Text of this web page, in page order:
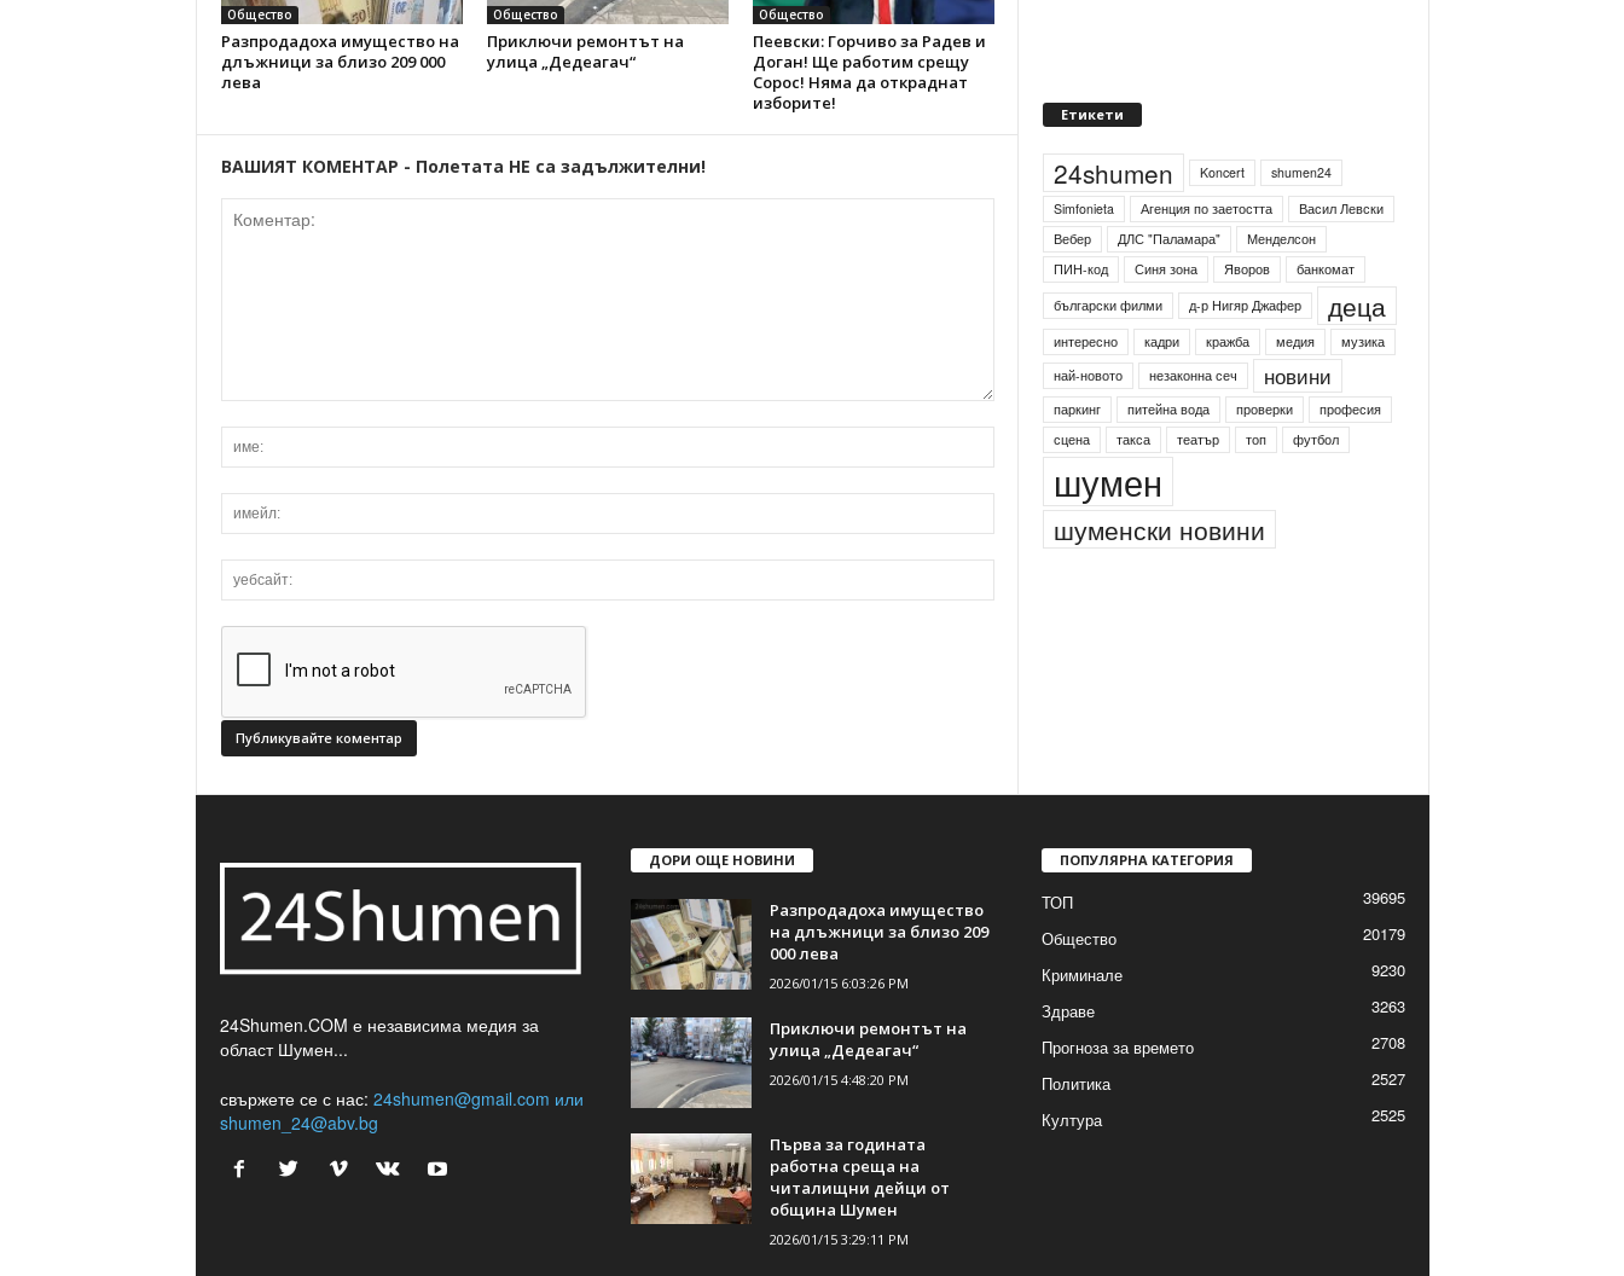
Общество
Разпродадоха имущество на
длъжници за близо 209 000
лева
Общество
Приключи ремонтът на
улица „Дедеагач“
Общество
Пеевски: Горчиво за Радев и
Доган! Ще работим срещу
Сорос! Няма да откраднат
изборите!
ВАШИЯТ КОМЕНТАР - Полетата НЕ са задължителни!
Етикети
24shumen Koncert
shumen24
Simfonieta
Агенция по заетостта
Васил Левски
Вебер
ДЛС "Паламара"
Менделсон
ПИН-код
Синя зона Яворов
банкомат
български филми
д-р Нигяр Джафер деца
интересно кадри кражба медия
музика
най-новото
незаконна сеч новини
паркинг питейна вода проверки
професия
сцена
такса театър топ футбол
шумен
шуменски новини
24Shumen.COM е независима медия за
област Шумен...
свържете се с нас: 24shumen@gmail.com или
shumen_24@abv.bg
ДОРИ ОЩЕ НОВИНИ
Разпродадоха имущество
на длъжници за близо 209
000 лева
2026/01/15 6:03:26 PM
Приключи ремонтът на
улица „Дедеагач“
2026/01/15 4:48:20 PM
Първа за годината
работна среща на
читалищни дейци от
община Шумен
2026/01/15 3:29:11 PM
ПОПУЛЯРНА КАТЕГОРИЯ
ТОП
39695
Общество
20179
Криминале
9230
Здраве
3263
Прогноза за времето
2708
Политика
2527
Култура
2525